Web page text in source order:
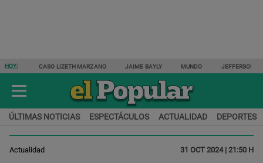
HOY: CASO LIZETH MARZANO JAIME BAYLY MUNDO JEFFERSON
ÚLTIMAS NOTICIAS ESPECTÁCULOS ACTUALIDAD DEPORTES
Actualidad 31 OCT 2024 | 21:50 H